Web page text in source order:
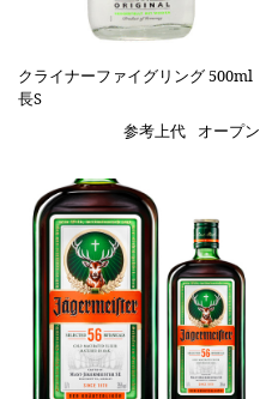
クライナーファイグリング 500ml
長S
参考上代
オープン